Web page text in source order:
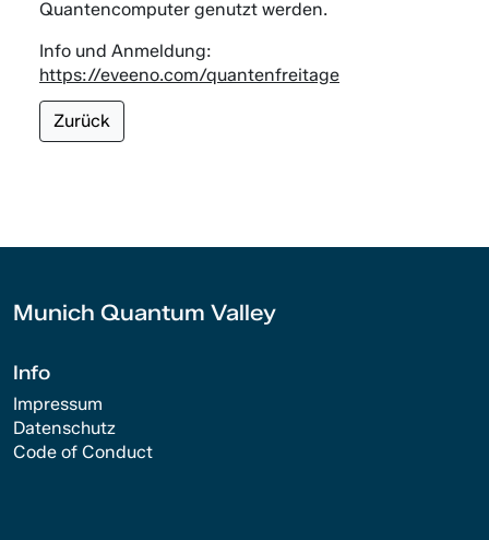
Quantencomputer genutzt werden.
Info und Anmeldung:
https://eveeno.com/quantenfreitage
Zurück
Munich Quantum Valley
Info
Impressum
Datenschutz
Code of Conduct